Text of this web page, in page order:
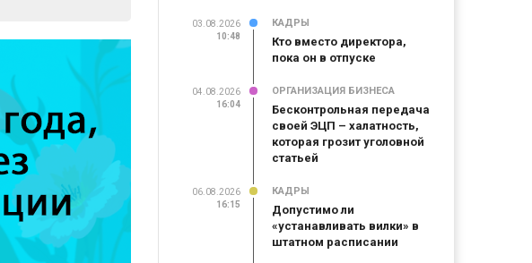
03.08.2026
10:48
КАДРЫ
Кто вместо директора,
пока он в отпуске
04.08.2026
16:04
ОРГАНИЗАЦИЯ БИЗНЕСА
Бесконтрольная передача
своей ЭЦП – халатность,
которая грозит уголовной
статьей
06.08.2026
16:15
КАДРЫ
Допустимо ли
«устанавливать вилки» в
штатном расписании
×